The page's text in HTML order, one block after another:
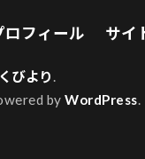
ロフィール サイ
びより.
by WordPress.